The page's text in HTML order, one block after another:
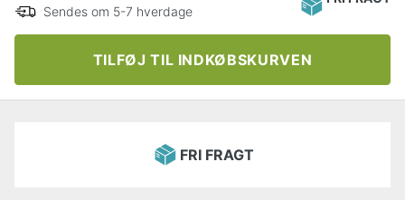
Sendes om 5-7 hverdage
TILFØJ TIL INDKØBSKURVEN
FRI FRAGT